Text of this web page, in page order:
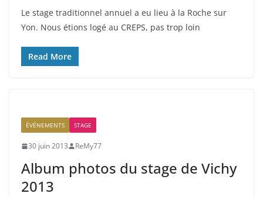
Le stage traditionnel annuel a eu lieu à la Roche sur
Yon. Nous étions logé au CREPS, pas trop loin
Read More
ÉVÉNEMENTS STAGE
30 juin 2013 ReMy77
Album photos du stage de Vichy
2013